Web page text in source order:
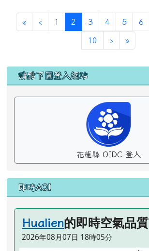
«第一頁
‹ 上一頁
1 2 (目前頁次)
3 4 5 6
10 ›下一頁
»最後頁
左邊區域內容
請點下圖登入網站
花蓮縣 OIDC 登入
即時AQI
Hualien的即時空氣品質
2026年08月07日 18時05分